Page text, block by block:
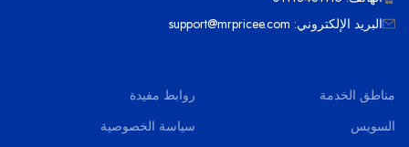
البريد الإلكتروني: support@mrpricee.com
مناطق الخدمة
السويس
روابط مفيدة
سياسة الخصوصية